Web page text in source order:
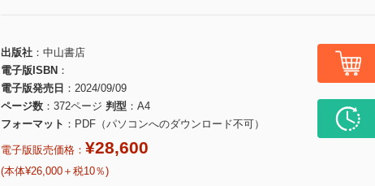
出版社
中山書店
電子版ISBN
電子版発売日
2024/09/09
ページ数
372ページ 判型
A4
フォーマット
PDF（パソコンへのダウンロード不可）
電子版販売価格： ¥28,600
(本体¥26,000＋税10％)